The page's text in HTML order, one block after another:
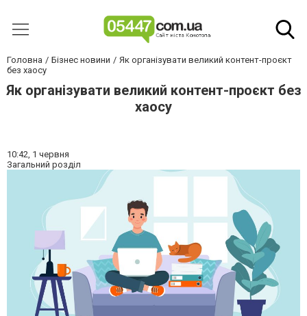
Головна Бізнес новини
Як організувати великий контент-проєкт
без хаосу
Як організувати великий контент-проєкт без
хаосу
10:42, 1 червня
Загальний розділ